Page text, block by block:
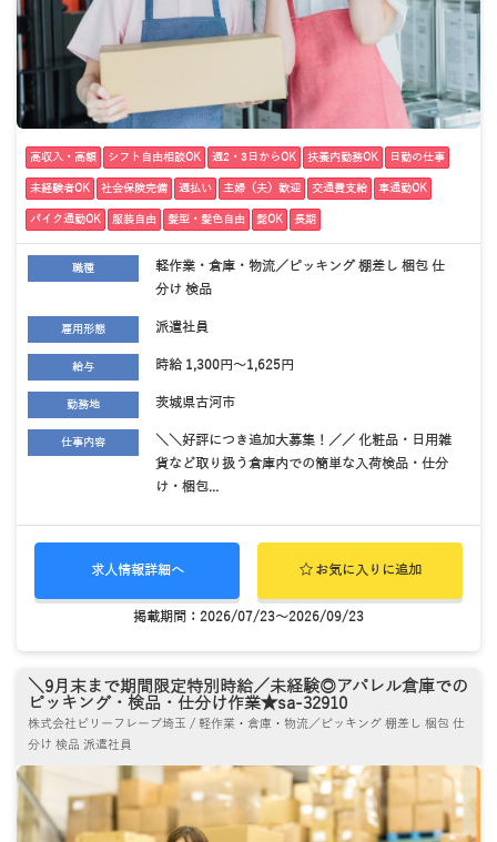
高収入・高額 シフト自由相談OK 週2・3日からOK 扶養内勤務OK 日勤の仕事
未経験者OK 社会保険完備 週払い 主婦（夫）歓迎 交通費支給 車通勤OK
バイク通勤OK 服装自由 髪型・髪色自由 髭OK 長期
職種
軽作業・倉庫・物流／ピッキング 棚差し 梱包 仕
分け 検品
雇用形態 派遣社員
給与 時給 1,300円～1,625円
勤務地 茨城県古河市
仕事内容
＼＼好評につき追加大募集！／／ 化粧品・日用雑
貨など取り扱う倉庫内での簡単な入荷検品・仕分
け・梱包...
求人情報詳細へ お気に入りに追加
掲載期間：2026/07/23～2026/09/23
＼9月末まで期間限定特別時給／未経験◎アパレル倉庫での
ピッキング・検品・仕分け作業★sa-32910
株式会社ビリーフレーブ埼玉 / 軽作業・倉庫・物流／ピッキング 棚差し 梱包 仕
分け 検品 派遣社員